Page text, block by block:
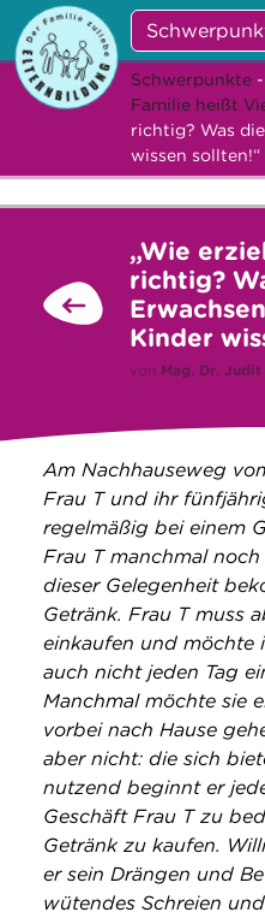
Angebote
Veranstaltungen
News
Über uns
Schwerpunkte -
Familie heißt
richtig? Was
wissen sollten!“
„Wie
richtig?
Kinder
von Mag. Dr. Judit
Am Nachhauseweg
Frau T und ihr
regelmäßig bei einem
Frau T manchmal
dieser Gelegenheit
Getränk. Frau T muss
einkaufen und möchte
auch nicht jeden Tag
Manchmal möchte sie
vorbei nach Hause
aber nicht: die sich
nutzend beginnt er
Geschäft Frau T zu
Getränk zu kaufen.
er sein Drängen und
wütendes Schreien